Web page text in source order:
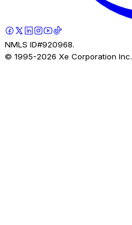
NMLS ID#920968.
© 1995-2026 Xe Corporation Inc.